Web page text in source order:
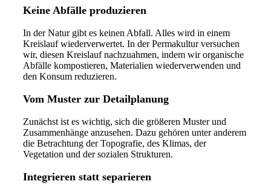
Keine Abfälle produzieren
In der Natur gibt es keinen Abfall. Alles wird in einem
Kreislauf wiederverwertet. In der Permakultur versuchen
wir, diesen Kreislauf nachzuahmen, indem wir organische
Abfälle kompostieren, Materialien wiederverwenden und
den Konsum reduzieren.
Vom Muster zur Detailplanung
Zunächst ist es wichtig, sich die größeren Muster und
Zusammenhänge anzusehen. Dazu gehören unter anderem
die Betrachtung der Topografie, des Klimas, der
Vegetation und der sozialen Strukturen.
Integrieren statt separieren